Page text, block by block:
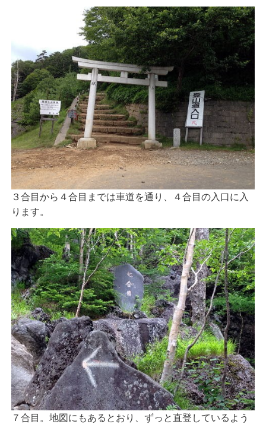
３合目から４合目までは車道を通り、４合目の入口に入
ります。
７合目。地図にもあるとおり、ずっと直登しているよう